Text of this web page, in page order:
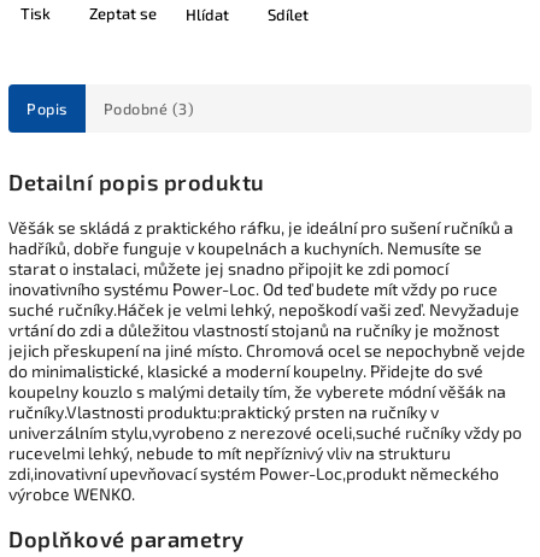
Tisk Zeptat se Hlídat Sdílet
Popis Podobné (3)
Detailní popis produktu
Věšák se skládá z praktického ráfku, je ideální pro sušení ručníků a
hadříků, dobře funguje v koupelnách a kuchyních. Nemusíte se
starat o instalaci, můžete jej snadno připojit ke zdi pomocí
inovativního systému Power-Loc. Od teď budete mít vždy po ruce
suché ručníky.Háček je velmi lehký, nepoškodí vaši zeď. Nevyžaduje
vrtání do zdi a důležitou vlastností stojanů na ručníky je možnost
jejich přeskupení na jiné místo. Chromová ocel se nepochybně vejde
do minimalistické, klasické a moderní koupelny. Přidejte do své
koupelny kouzlo s malými detaily tím, že vyberete módní věšák na
ručníky.Vlastnosti produktu:praktický prsten na ručníky v
univerzálním stylu,vyrobeno z nerezové oceli,suché ručníky vždy po
rucevelmi lehký, nebude to mít nepříznivý vliv na strukturu
zdi,inovativní upevňovací systém Power-Loc,produkt německého
výrobce WENKO.
Doplňkové parametry